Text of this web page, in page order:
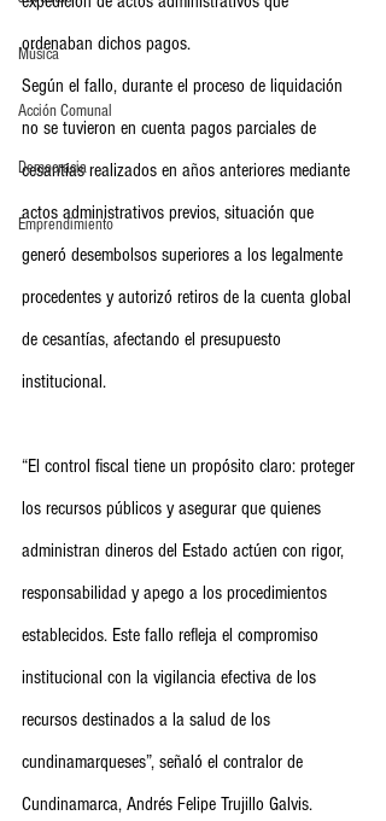
Música
Acción Comunal
Democracia
Emprendimiento
ordenaban dichos pagos.
Según el fallo, durante el proceso de liquidación
no se tuvieron en cuenta pagos parciales de
cesantías realizados en años anteriores mediante
actos administrativos previos, situación que
generó desembolsos superiores a los legalmente
procedentes y autorizó retiros de la cuenta global
de cesantías, afectando el presupuesto
institucional.
“El control fiscal tiene un propósito claro: proteger
los recursos públicos y asegurar que quienes
administran dineros del Estado actúen con rigor,
responsabilidad y apego a los procedimientos
establecidos. Este fallo refleja el compromiso
institucional con la vigilancia efectiva de los
recursos destinados a la salud de los
cundinamarqueses”, señaló el contralor de
Cundinamarca, Andrés Felipe Trujillo Galvis.